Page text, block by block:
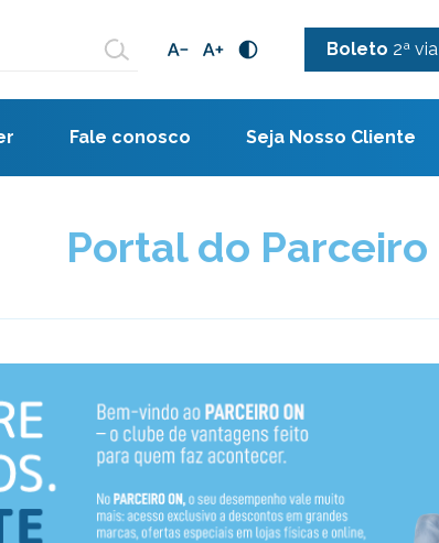
Boleto 2ª via
Fale conosco Seja Nosso Cliente
Portal do Parceiro